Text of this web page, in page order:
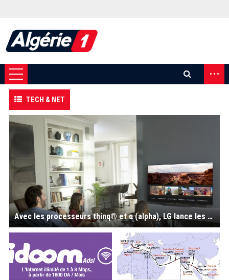
...
TECH & NET
Avec les processeurs thinq® et α (alpha), LG lance les bases de la télé du futur